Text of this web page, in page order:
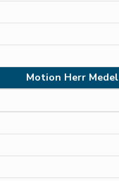
Motion Herr Medel